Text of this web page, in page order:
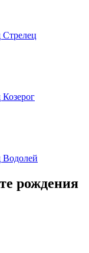
Стрелец
Козерог
Водолей
рождения